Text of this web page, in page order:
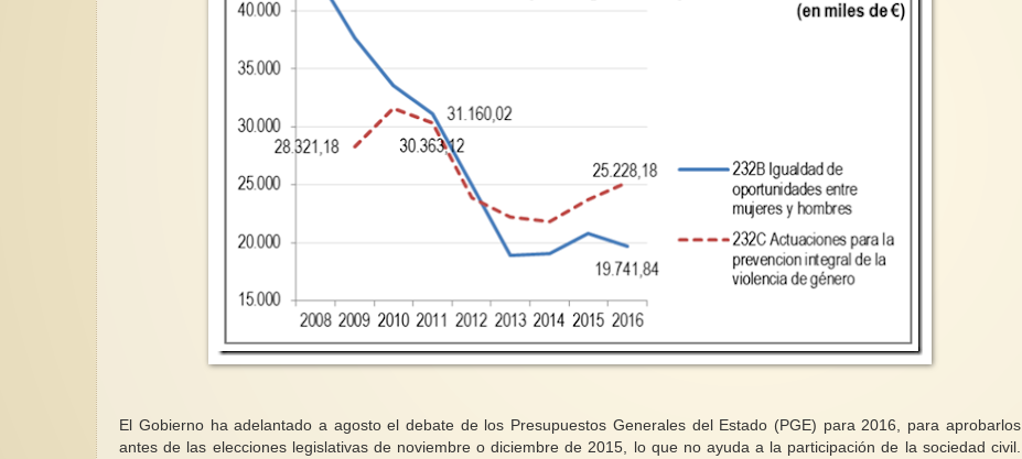
El Gobierno ha adelantado a agosto el debate de los Presupuestos Generales del Estado (PGE) para 2016, para aprobarlos
antes de las elecciones legislativas de noviembre o diciembre de 2015, lo que no ayuda a la participación de la sociedad civil.